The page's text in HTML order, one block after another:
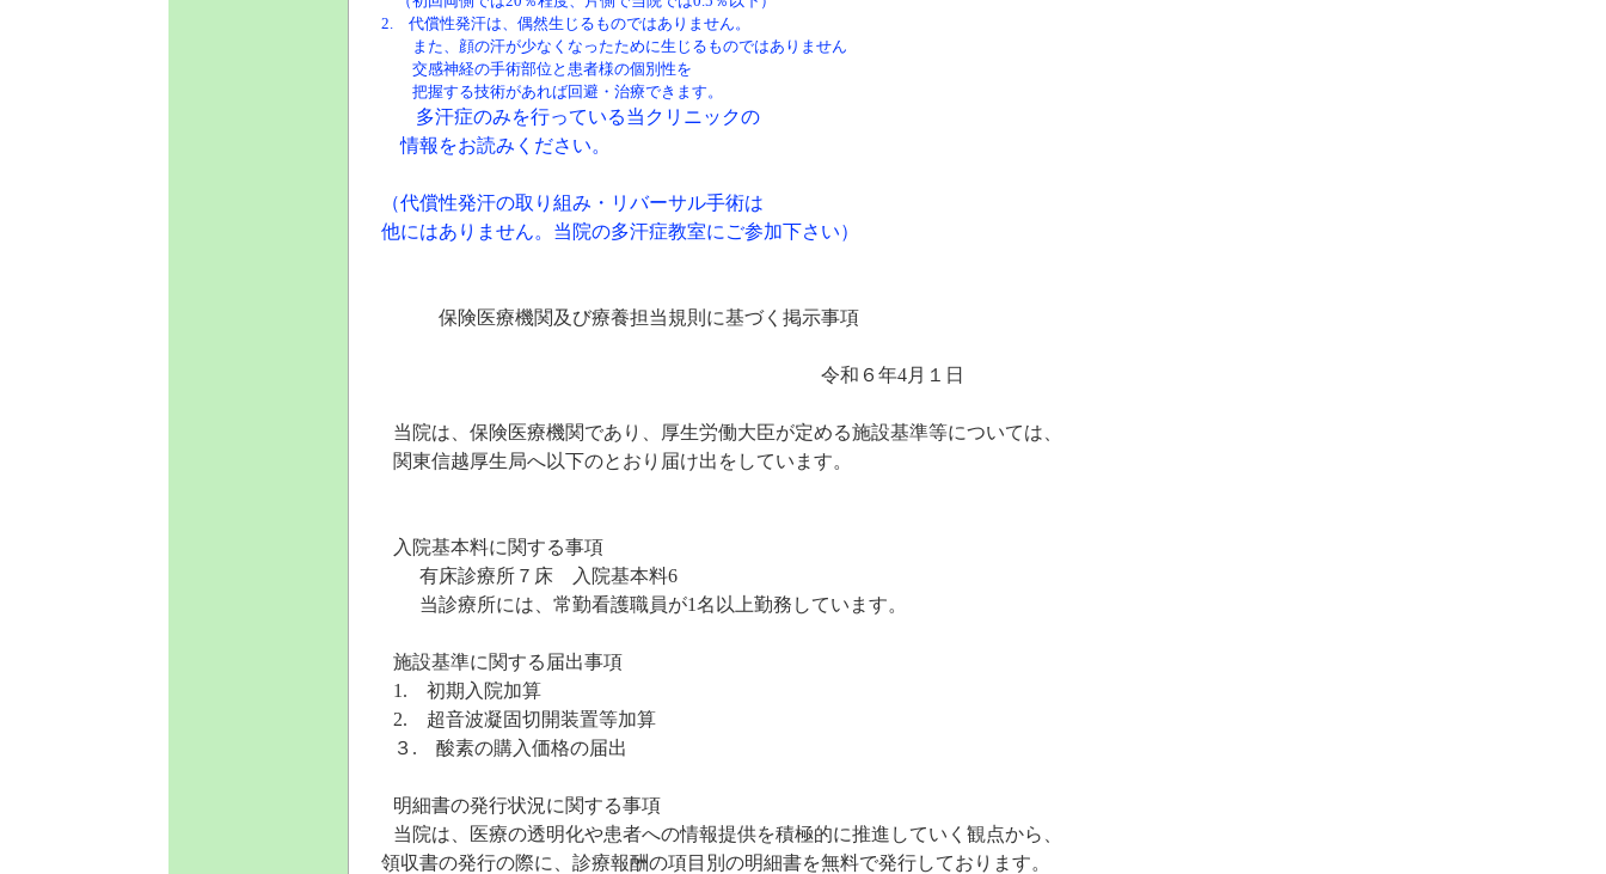
2. 代償性発汗は、偶然生じるものではありません。
また、顔の汗が少なくなったために生じるものではありません
交感神経の手術部位と患者様の個別性を
把握する技術があれば回避・治療できます。
多汗症のみを行っている当クリニックの
情報をお読みください。
（代償性発汗の取り組み・リバーサル手術は
他にはありません。当院の多汗症教室にご参加下さい）
保険医療機関及び療養担当規則に基づく掲示事項
令和６年4月１日
当院は、保険医療機関であり、厚生労働大臣が定める施設基準等については、
関東信越厚生局へ以下のとおり届け出をしています。
入院基本料に関する事項
有床診療所７床 入院基本料6
当診療所には、常勤看護職員が1名以上勤務しています。
施設基準に関する届出事項
1. 初期入院加算
2. 超音波凝固切開装置等加算
３ . 酸素の購入価格の届出
明細書の発行状況に関する事項
当院は、医療の透明化や患者への情報提供を積極的に推進していく観点から、
領収書の発行の際に、診療報酬の項目別の明細書を無料で発行しております。